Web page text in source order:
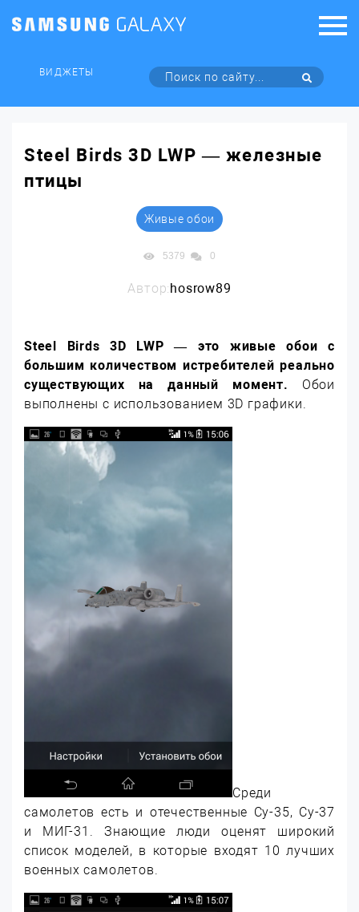
ВИДЖЕТЫ
Steel Birds 3D LWP — железные
птицы
Живые обои
5379 0
Автор:hosrow89
Steel Birds 3D LWP — это живые обои с
большим количеством истребителей реально
существующих на данный момент. Обои
выполнены с использованием 3D графики.
Среди
самолетов есть и отечественные Су-35, Су-37
и МИГ-31. Знающие люди оценят широкий
список моделей, в которые входят 10 лучших
военных самолетов.